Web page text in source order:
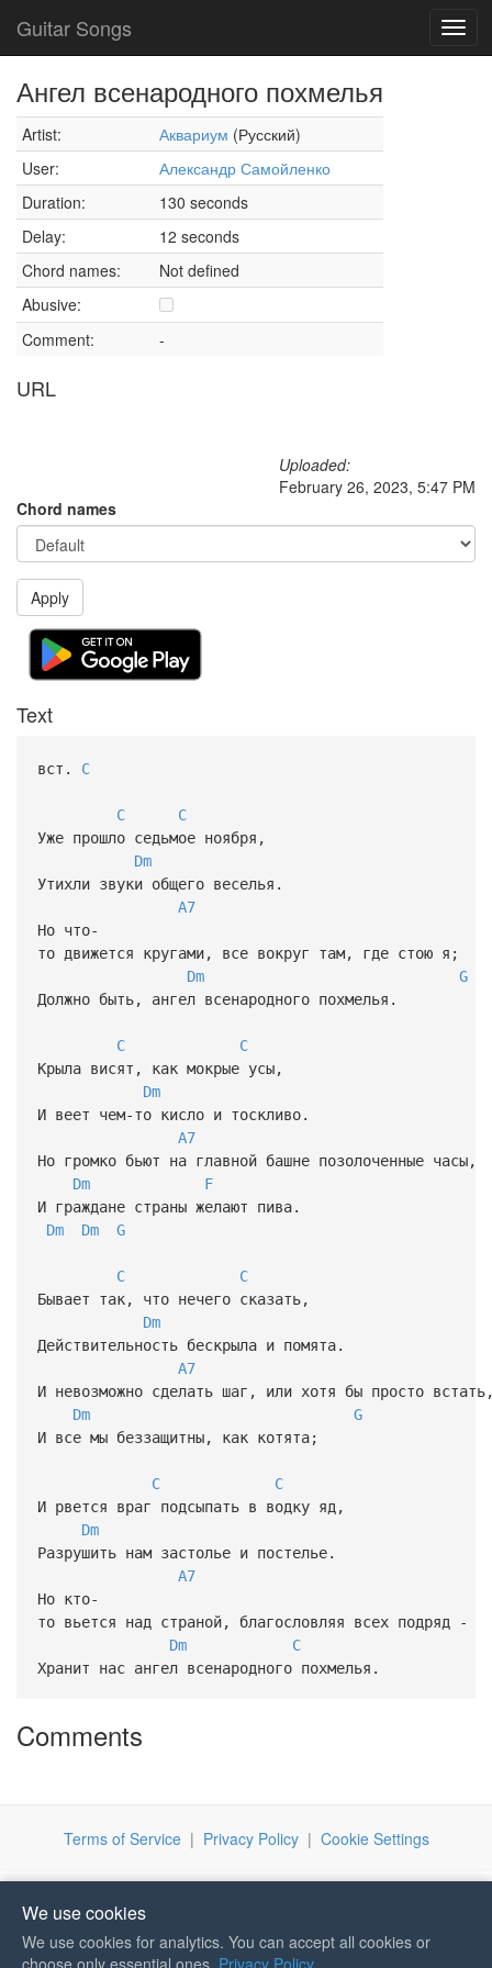
Guitar Songs
Ангел всенародного похмелья
Artist: Аквариум (Русский)
User:
Александр Самойленко
Duration:
130 seconds
Delay:
12 seconds
Chord names:
Not defined
Abusive:
Comment:
-
URL
Uploaded:
February 26, 2023, 5:47 PM
Chord names
Apply
Text
вст. C
C
C
Уже прошло седьмое ноября,
Dm
Утихли звуки общего веселья.
A7
Но что-
то движется кругами, все вокруг там, где стою я;
Dm
G
Должно быть, ангел всенародного похмелья.
C
C
Крыла висят, как мокрые усы,
Dm
И веет чем-то кисло и тоскливо.
A7
Но громко бьют на главной башне позолоченные часы,
Dm
F
И граждане страны желают пива.
Dm
Dm G
C
C
Бывает так, что нечего сказать,
Dm
Действительность бескрыла и помята.
A7
И невозможно сделать шаг, или хотя бы просто
Dm
G
И все мы беззащитны, как котята;
C
C
И рвется враг подсыпать в водку яд,
Dm
Разрушить нам застолье и постелье.
A7
Но кто-
то вьется над страной, благословляя всех подряд -
Dm
C
Хранит нас ангел всенародного похмелья.
Comments
Terms of Service| Privacy Policy| Cookie Settings
We use cookies
We use cookies for analytics. You can accept all cookies or
choose only essential ones. Privacy Policy
If you like Guitar Songs, you